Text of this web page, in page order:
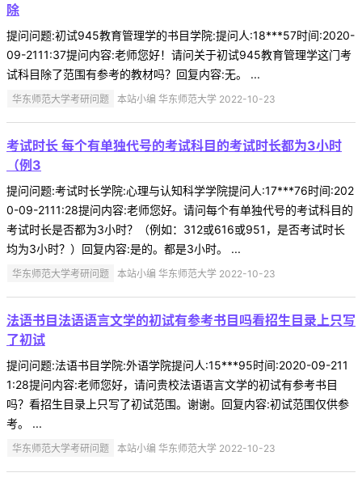
除
提问问题:初试945教育管理学的书目学院:提问人:18***57时间:2020-
09-2111:37提问内容:老师您好！请问关于初试945教育管理学这门考
试科目除了范围有参考的教材吗？回复内容:无。 ...
华东师范大学考研问题 本站小编 华东师范大学 2022-10-23
考试时长 每个有单独代号的考试科目的考试时长都为3小时
（例3
提问问题:考试时长学院:心理与认知科学学院提问人:17***76时间:202
0-09-2111:28提问内容:老师您好。请问每个有单独代号的考试科目的
考试时长是否都为3小时？（例如：312或616或951，是否考试时长
均为3小时？）回复内容:是的。都是3小时。 ...
华东师范大学考研问题 本站小编 华东师范大学 2022-10-23
法语书目法语语言文学的初试有参考书目吗看招生目录上只写
了初试
提问问题:法语书目学院:外语学院提问人:15***95时间:2020-09-211
1:28提问内容:老师您好，请问贵校法语语言文学的初试有参考书目
吗？看招生目录上只写了初试范围。谢谢。回复内容:初试范围仅供参
考。 ...
华东师范大学考研问题 本站小编 华东师范大学 2022-10-23